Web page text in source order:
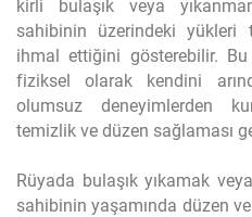
kirli bulaşık veya
sahibinin üzerindeki yükleri
ihmal ettiğini gösterebilir.
fiziksel olarak kendini
olumsuz deneyimlerden
temizlik ve düzen sağlaması
Rüyada bulaşık yıkamak
sahibinin yaşamında düzen